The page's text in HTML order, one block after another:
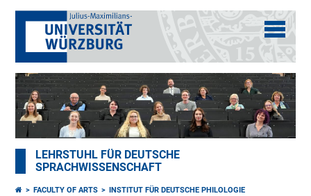
LEHRSTUHL FÜR DEUTSCHE
SPRACHWISSENSCHAFT
FACULTY OF ARTS
INSTITUT FÜR DEUTSCHE PHILOLOGIE